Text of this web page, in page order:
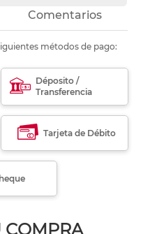
Comentarios
métodos de pago:
Déposito /
Transferencia
Tarjeta de Débito
COMPRA